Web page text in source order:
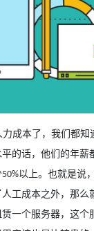
成本了，我们都
的话，他们的年
50%以上。也就是说
工成本之外，那么
一个服务器，这